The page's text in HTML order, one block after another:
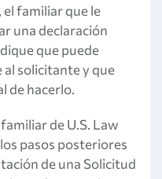
familiar que le
una declaración
que puede
solicitante y que
de hacerlo.
de U.S. Law
pasos posteriores
de una Solicitud